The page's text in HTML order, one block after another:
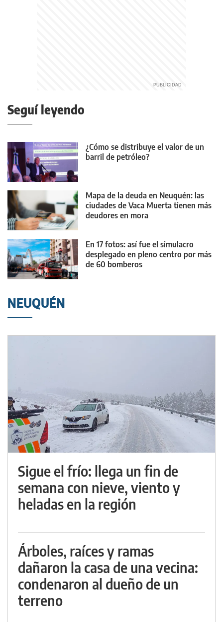
Seguí leyendo
¿Cómo se distribuye el valor de un
barril de petróleo?
Mapa de la deuda en Neuquén: las
ciudades de Vaca Muerta tienen más
deudores en mora
En 17 fotos: así fue el simulacro
desplegado en pleno centro por más
de 60 bomberos
NEUQUÉN
Sigue el frío: llega un fin de
semana con nieve, viento y
heladas en la región
Árboles, raíces y ramas
dañaron la casa de una vecina:
condenaron al dueño de un
terreno